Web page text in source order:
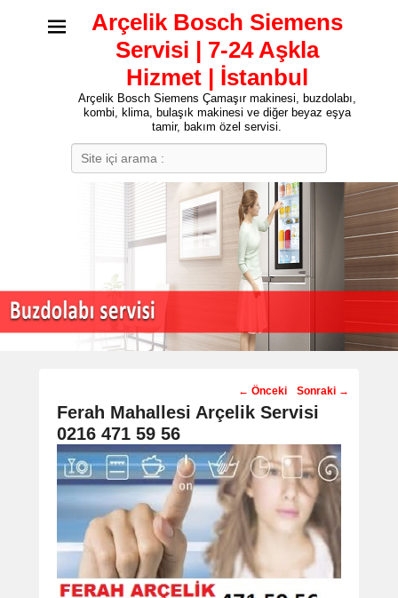
Arçelik Bosch Siemens
Servisi | 7-24 Aşkla
Hizmet | İstanbul
Arçelik Bosch Siemens Çamaşır makinesi, buzdolabı,
kombi, klima, bulaşık makinesi ve diğer beyaz eşya
tamir, bakım özel servisi.
Post
navigation
← Önceki Sonraki →
Ferah Mahallesi Arçelik Servisi
0216 471 59 56